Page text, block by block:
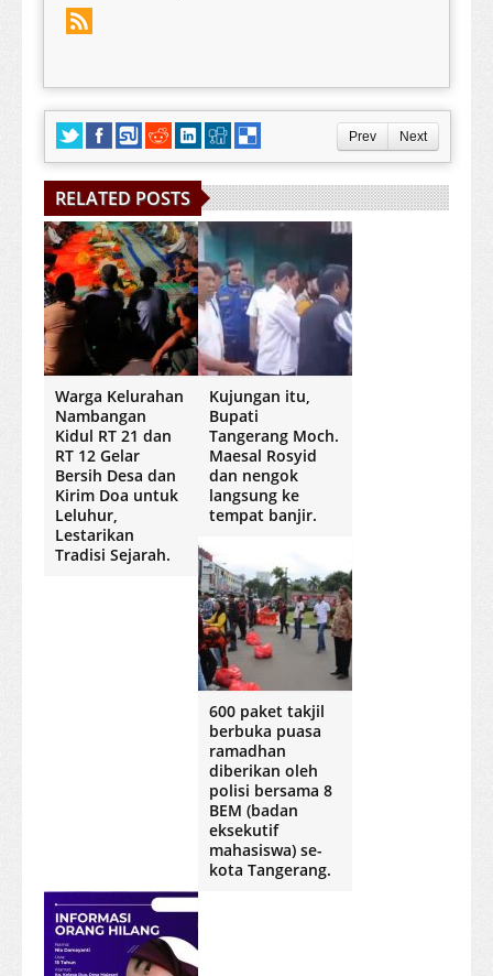
Prev Next
RELATED POSTS
Warga Kelurahan
Nambangan
Kidul RT 21 dan
RT 12 Gelar
Bersih Desa dan
Kirim Doa untuk
Leluhur,
Lestarikan
Tradisi Sejarah.
Kujungan itu,
Bupati
Tangerang Moch.
Maesal Rosyid
dan nengok
langsung ke
tempat banjir.
600 paket takjil
berbuka puasa
ramadhan
diberikan oleh
polisi bersama 8
BEM (badan
eksekutif
mahasiswa) se-
kota Tangerang.